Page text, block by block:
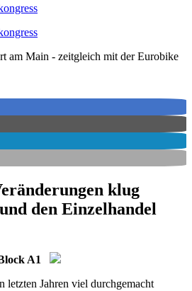
am Main - zeitgleich mit der Eurobike
klug
den Einzelhandel
A1
letzten Jahren viel durchgemacht